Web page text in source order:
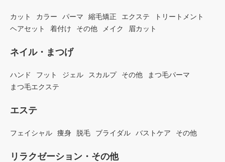
カット カラー パーマ 縮毛矯正 エクステ
トリートメント
ヘアセット
着付け その他 メイク 眉カット
ネイル・まつげ
ハンド フット ジェル スカルプ その他
まつ毛パーマ
まつ毛エクステ
エステ
フェイシャル 痩身 脱毛 ブライダル バストケア その他
リラクゼーション・その他